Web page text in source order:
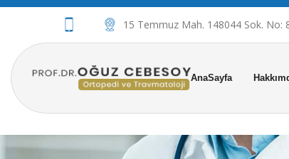
15 Temmuz Mah. 148044 Sok. No:
AnaSayfa